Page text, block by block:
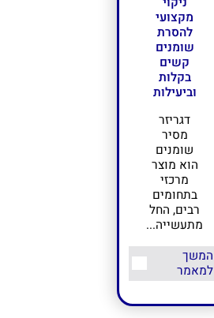
מקצועי
להסרת
שומנים
קשים
בקלות
וביעילות
דגריזר
מסיר
שומנים
הוא מוצר
מרכזי
בתחומים
רבים, החל
מתעשייה...
המשך
למאמר